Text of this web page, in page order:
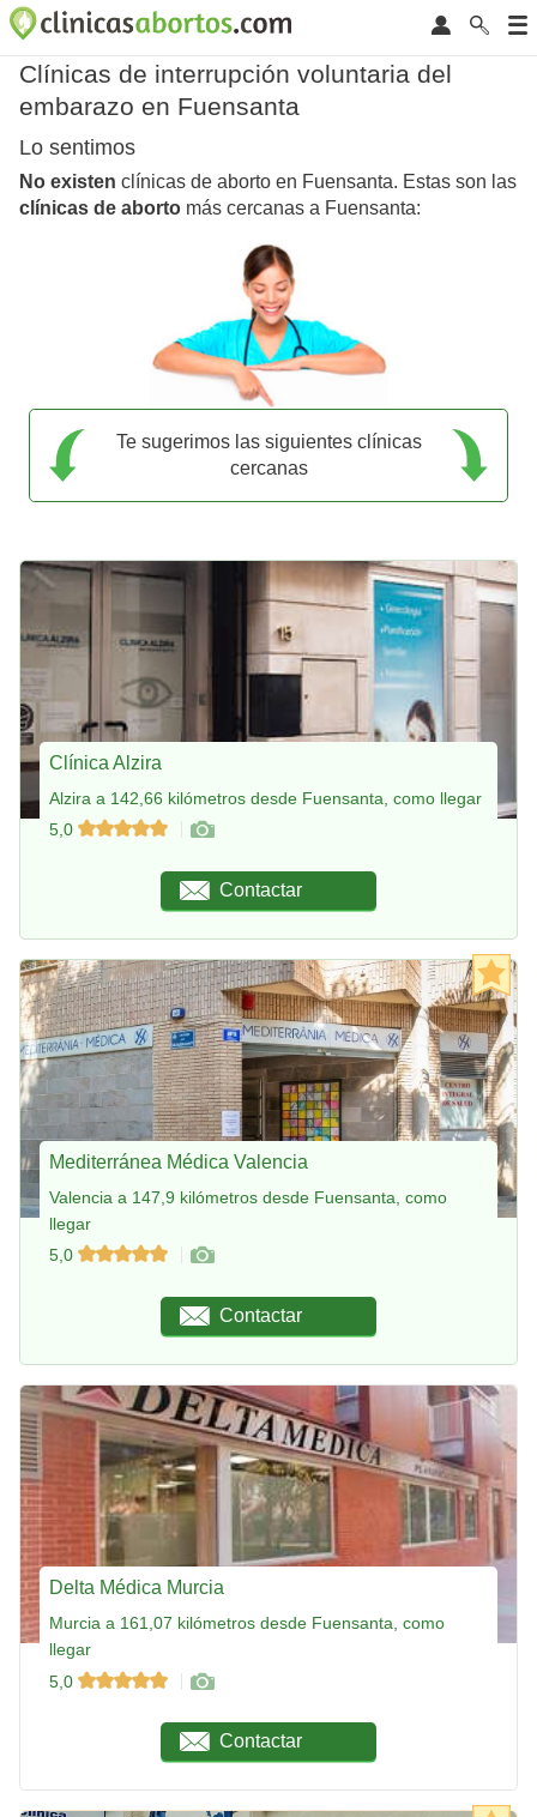
Clínicas de interrupción voluntaria del
embarazo en Fuensanta
Lo sentimos
No existen clínicas de aborto en Fuensanta. Estas son las
clínicas de aborto más cercanas a Fuensanta:
Te sugerimos las siguientes clínicas
cercanas
Clínica Alzira
Alzira a 142,66 kilómetros desde Fuensanta, como llegar
5,0
Contactar
Mediterránea Médica Valencia
Valencia a 147,9 kilómetros desde Fuensanta, como
llegar
5,0
Contactar
Delta Médica Murcia
Murcia a 161,07 kilómetros desde Fuensanta, como
llegar
5,0
Contactar